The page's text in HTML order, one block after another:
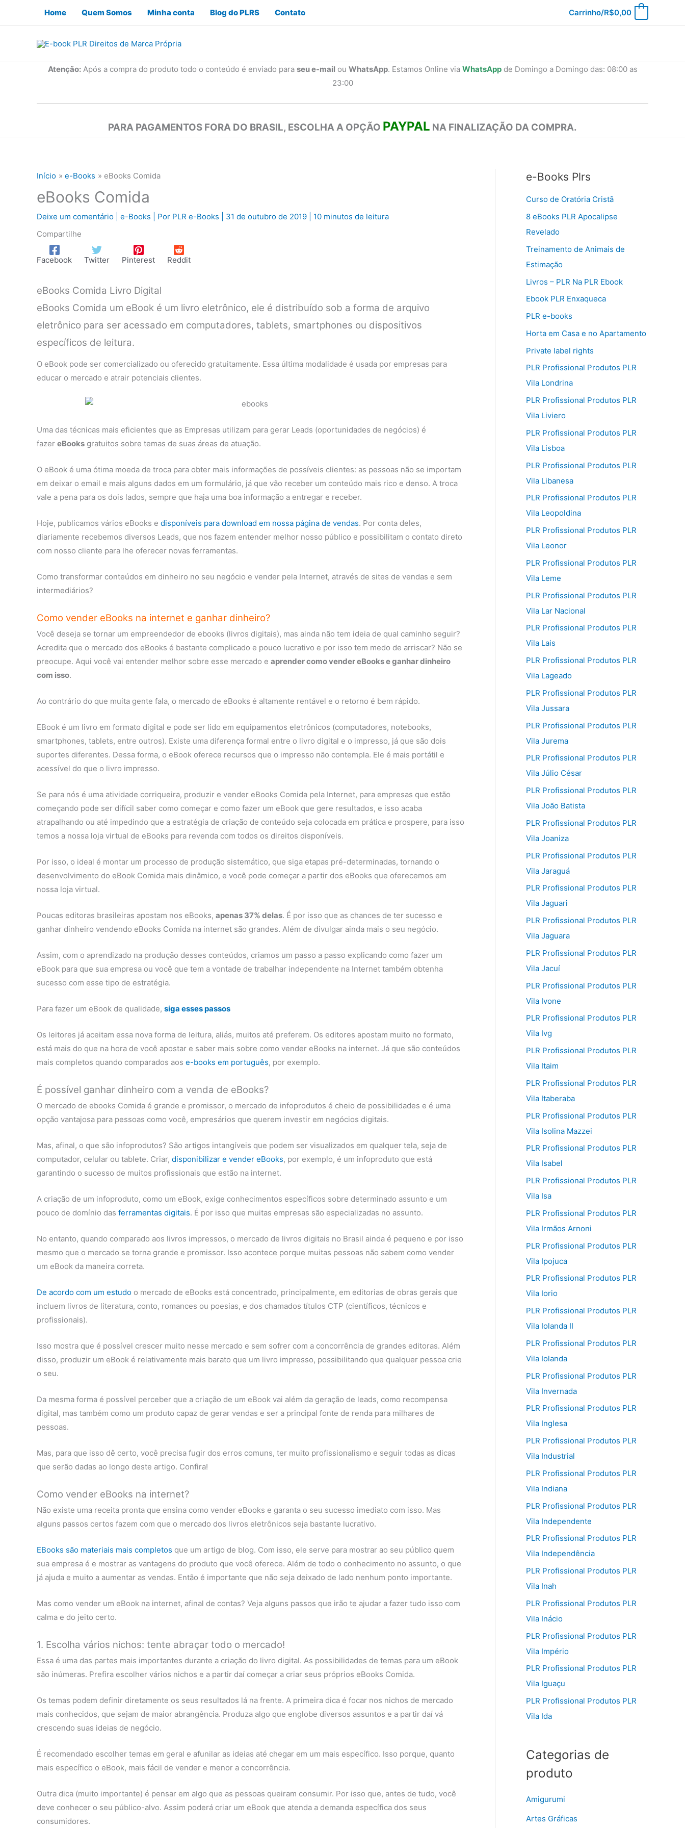
Home Quem Somos Minha conta Blog do PLRS Contato Carrinho/R$0,00
Atenção:Após a compra do produto todo o conteúdo é enviado para seu e-mail ou WhatsApp. Estamos Online via WhatsAppde Domingo a Domingo das: 08:00 as
23:00
PARA PAGAMENTOS FORA DO BRASIL, ESCOLHA A OPÇÃO PAYPAL NA FINALIZAÇÃO DA COMPRA.
Início e-Books eBooks Comida
eBooks Comida
Deixe um comentário e-Books | Por PLR e-Books 31 de outubro de 2019
10 minutos de leitura
Compartilhe
Facebook Twitter Pinterest Reddit
eBooks Comida Livro Digital
eBooks Comida um eBook é um livro eletrônico, ele é distribuído sob a forma de arquivo
eletrônico para ser acessado em computadores, tablets, smartphones ou dispositivos
específicos de leitura.
O eBook pode ser comercializado ou oferecido gratuitamente. Essa última modalidade é usada por empresas para
educar o mercado e atrair potenciais clientes.
Uma das técnicas mais eficientes que as Empresas utilizam para gerar Leads (oportunidades de negócios) é
fazer eBooks gratuitos sobre temas de suas áreas de atuação.
O eBook é uma ótima moeda de troca para obter mais informações de possíveis clientes: as pessoas não se importam
em deixar o email e mais alguns dados em um formulário, já que vão receber um conteúdo mais rico e denso. A troca
vale a pena para os dois lados, sempre que haja uma boa informação a entregar e receber.
Hoje, publicamos vários eBooks e disponíveis para download em nossa página de vendas. Por conta deles,
diariamente recebemos diversos Leads, que nos fazem entender melhor nosso público e possibilitam o contato direto
com nosso cliente para lhe oferecer novas ferramentas.
Como transformar conteúdos em dinheiro no seu negócio e vender pela Internet, através de sites de vendas e sem
intermediários?
Como vender eBooks na internet e ganhar dinheiro?
Você deseja se tornar um empreendedor de ebooks (livros digitais), mas ainda não tem ideia de qual caminho seguir?
Acredita que o mercado dos eBooks é bastante complicado e pouco lucrativo e por isso tem medo de arriscar? Não se
preocupe. Aqui você vai entender melhor sobre esse mercado e aprender como vender eBooks e ganhar dinheiro
com isso.
Ao contrário do que muita gente fala, o mercado de eBooks é altamente rentável e o retorno é bem rápido.
EBook é um livro em formato digital e pode ser lido em equipamentos eletrônicos (computadores, notebooks,
smartphones, tablets, entre outros). Existe uma diferença formal entre o livro digital e o impresso, já que são dois
suportes diferentes. Dessa forma, o eBook oferece recursos que o impresso não contempla. Ele é mais portátil e
acessível do que o livro impresso.
Se para nós é uma atividade corriqueira, produzir e vender eBooks Comida pela Internet, para empresas que estão
começando pode ser difícil saber como começar e como fazer um eBook que gere resultados, e isso acaba
atrapalhando ou até impedindo que a estratégia de criação de conteúdo seja colocada em prática e prospere, para isso
temos a nossa loja virtual de eBooks para revenda com todos os direitos disponíveis.
Por isso, o ideal é montar um processo de produção sistemático, que siga etapas pré-determinadas, tornando o
desenvolvimento do eBook Comida mais dinâmico, e você pode começar a partir dos eBooks que oferecemos em
nossa loja virtual.
Poucas editoras brasileiras apostam nos eBooks, apenas 37% delas. É por isso que as chances de ter sucesso e
ganhar dinheiro vendendo eBooks Comida na internet são grandes. Além de divulgar ainda mais o seu negócio.
Assim, com o aprendizado na produção desses conteúdos, criamos um passo a passo explicando como fazer um
eBook para que sua empresa ou você que tem a vontade de trabalhar independente na Internet também obtenha
sucesso com esse tipo de estratégia.
Para fazer um eBook de qualidade, siga esses passos
Os leitores já aceitam essa nova forma de leitura, aliás, muitos até preferem. Os editores apostam muito no formato,
está mais do que na hora de você apostar e saber mais sobre como vender eBooks na internet. Já que são conteúdos
mais completos quando comparados aos e-books em português, por exemplo.
É possível ganhar dinheiro com a venda de eBooks?
O mercado de ebooks Comida é grande e promissor, o mercado de infoprodutos é cheio de possibilidades e é uma
opção vantajosa para pessoas como você, empresários que querem investir em negócios digitais.
Mas, afinal, o que são infoprodutos? São artigos intangíveis que podem ser visualizados em qualquer tela, seja de
computador, celular ou tablete. Criar, disponibilizar e vender eBooks, por exemplo, é um infoproduto que está
garantindo o sucesso de muitos profissionais que estão na internet.
A criação de um infoproduto, como um eBook, exige conhecimentos específicos sobre determinado assunto e um
pouco de domínio das ferramentas digitais. É por isso que muitas empresas são especializadas no assunto.
No entanto, quando comparado aos livros impressos, o mercado de livros digitais no Brasil ainda é pequeno e por isso
mesmo que o mercado se torna grande e promissor. Isso acontece porque muitas pessoas não sabem como vender
um eBook da maneira correta.
De acordo com um estudo o mercado de eBooks está concentrado, principalmente, em editorias de obras gerais que
incluem livros de literatura, conto, romances ou poesias, e dos chamados títulos CTP (científicos, técnicos e
profissionais).
Isso mostra que é possível crescer muito nesse mercado e sem sofrer com a concorrência de grandes editoras. Além
disso, produzir um eBook é relativamente mais barato que um livro impresso, possibilitando que qualquer pessoa crie
o seu.
Da mesma forma é possível perceber que a criação de um eBook vai além da geração de leads, como recompensa
digital, mas também como um produto capaz de gerar vendas e ser a principal fonte de renda para milhares de
pessoas.
Mas, para que isso dê certo, você precisa fugir dos erros comuns, ter muito profissionalismo e seguir todas as dicas
que serão dadas ao longo deste artigo. Confira!
Como vender eBooks na internet?
Não existe uma receita pronta que ensina como vender eBooks e garanta o seu sucesso imediato com isso. Mas
alguns passos certos fazem com que o mercado dos livros eletrônicos seja bastante lucrativo.
EBooks são materiais mais completos que um artigo de blog. Com isso, ele serve para mostrar ao seu público quem
sua empresa é e mostrar as vantagens do produto que você oferece. Além de todo o conhecimento no assunto, o que
já ajuda e muito a aumentar as vendas. Então é importante que não seja deixado de lado nenhum ponto importante.
Mas como vender um eBook na internet, afinal de contas? Veja alguns passos que irão te ajudar a fazer tudo isso com
calma e do jeito certo.
1. Escolha vários nichos: tente abraçar todo o mercado!
Essa é uma das partes mais importantes durante a criação do livro digital. As possibilidades de temas para um eBook
são inúmeras. Prefira escolher vários nichos e a partir daí começar a criar seus próprios eBooks Comida.
Os temas podem definir diretamente os seus resultados lá na frente. A primeira dica é focar nos nichos de mercado
mais conhecidos, que sejam de maior abrangência. Produza algo que englobe diversos assuntos e a partir daí vá
crescendo suas ideias de negócio.
É recomendado escolher temas em geral e afunilar as ideias até chegar em um mais específico. Isso porque, quanto
mais específico o eBook, mais fácil de vender e menor a concorrência.
Outra dica (muito importante) é pensar em algo que as pessoas queiram consumir. Por isso que, antes de tudo, você
deve conhecer o seu público-alvo. Assim poderá criar um eBook que atenda a demanda específica dos seus
consumidores.
e-Books Plrs
Curso de Oratória Cristã
8 eBooks PLR Apocalipse
Revelado
Treinamento de Animais de
Estimação
Livros – PLR Na PLR Ebook
Ebook PLR Enxaqueca
PLR e-books
Horta em Casa e no Apartamento
Private label rights
PLR Profissional Produtos PLR
Vila Londrina
PLR Profissional Produtos PLR
Vila Liviero
PLR Profissional Produtos PLR
Vila Lisboa
PLR Profissional Produtos PLR
Vila Libanesa
PLR Profissional Produtos PLR
Vila Leopoldina
PLR Profissional Produtos PLR
Vila Leonor
PLR Profissional Produtos PLR
Vila Leme
PLR Profissional Produtos PLR
Vila Lar Nacional
PLR Profissional Produtos PLR
Vila Lais
PLR Profissional Produtos PLR
Vila Lageado
PLR Profissional Produtos PLR
Vila Jussara
PLR Profissional Produtos PLR
Vila Jurema
PLR Profissional Produtos PLR
Vila Júlio César
PLR Profissional Produtos PLR
Vila João Batista
PLR Profissional Produtos PLR
Vila Joaniza
PLR Profissional Produtos PLR
Vila Jaraguá
PLR Profissional Produtos PLR
Vila Jaguari
PLR Profissional Produtos PLR
Vila Jaguara
PLR Profissional Produtos PLR
Vila Jacuí
PLR Profissional Produtos PLR
Vila Ivone
PLR Profissional Produtos PLR
Vila Ivg
PLR Profissional Produtos PLR
Vila Itaim
PLR Profissional Produtos PLR
Vila Itaberaba
PLR Profissional Produtos PLR
Vila Isolina Mazzei
PLR Profissional Produtos PLR
Vila Isabel
PLR Profissional Produtos PLR
Vila Isa
PLR Profissional Produtos PLR
Vila Irmãos Arnoni
PLR Profissional Produtos PLR
Vila Ipojuca
PLR Profissional Produtos PLR
Vila Iorio
PLR Profissional Produtos PLR
Vila Iolanda II
PLR Profissional Produtos PLR
Vila Iolanda
PLR Profissional Produtos PLR
Vila Invernada
PLR Profissional Produtos PLR
Vila Inglesa
PLR Profissional Produtos PLR
Vila Industrial
PLR Profissional Produtos PLR
Vila Indiana
PLR Profissional Produtos PLR
Vila Independente
PLR Profissional Produtos PLR
Vila Independência
PLR Profissional Produtos PLR
Vila Inah
PLR Profissional Produtos PLR
Vila Inácio
PLR Profissional Produtos PLR
Vila Império
PLR Profissional Produtos PLR
Vila Iguaçu
PLR Profissional Produtos PLR
Vila Ida
Categorias de
produto
Amigurumi
Artes Gráficas